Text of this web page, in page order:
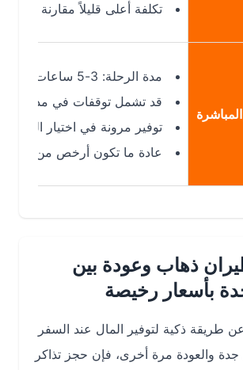
تكلفة أعلى قليلاً مقارنة بالرحلات
مدة الرحلة: 3-5 ساعات
قد تشمل توقفات في مدن مثل
توفير مرونة في اختيار الوجهات
عادة ما تكون أرخص من الرحلات
ذهاب وعودة بين
رخيصة
ذكية لتوفير المال عند السفر
مرة أخرى، فإن حجز تذاكر